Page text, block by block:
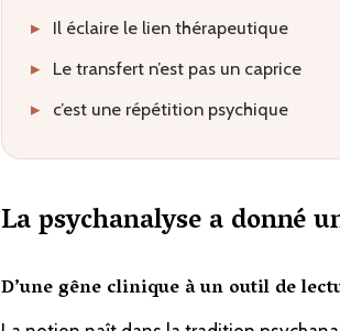
▸
Il éclaire le lien thérapeutique
▸
Le transfert n’est pas un caprice
▸
c’est une répétition psychique
La psychanalyse a donné
D’une gêne clinique à un outil de